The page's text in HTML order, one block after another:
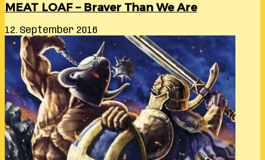
MEAT LOAF – Braver Than We Are
12. September 2016